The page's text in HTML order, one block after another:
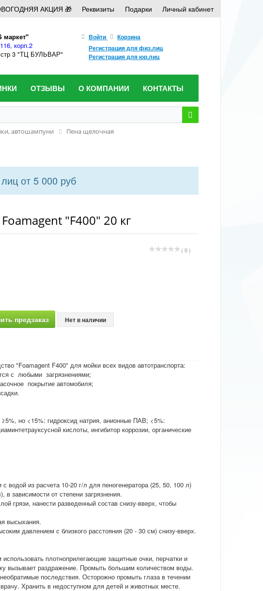
АКЦИЯ 🎁 Реквизиты Подарки Личный кабинет
маркет"
корп.2
3 "ТЦ БУЛЬВАР"
Войти
Корзина
Регистрация для физ.лиц
Регистрация для юр.лиц
ОТЗЫВЫ О КОМПАНИИ КОНТАКТЫ
автошампуни
Пена щелочная
от 5 000 руб
"F400" 20 кг
( 0 )
предзаказ Нет в наличии
"Foamagent F400" для мойки всех видов автотранспорта:
с любыми загрязнениями;
покрытие автомобиля;
но <15%: гидроксид натрия, анионные ПАВ; <5%:
кислоты, ингибитор коррозии, органические
водой из расчета 10-20 г/л для пеногенератора (25, 50, 100 л)
в зависимости от степени загрязнения.
грязи, нанести разведенный состав снизу-вверх, чтобы
высыхания.
давлением с близкого расстояния (20 - 30 см) снизу-вверх.
плотноприлегающие защитные очки, перчатки и
вызывает раздражение. Промыть большим количеством воды.
последствия. Осторожно промыть глаза в течении
Хранить в недоступном для детей и животных месте.